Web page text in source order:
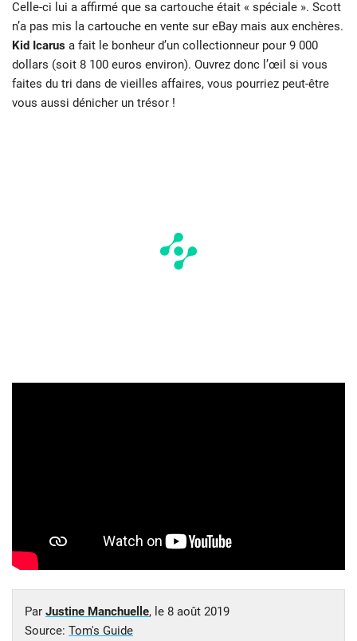
Celle-ci lui a affirmé que sa cartouche était « spéciale ». Scott
n’a pas mis la cartouche en vente sur eBay mais aux enchères.
Kid Icarus a fait le bonheur d’un collectionneur pour 9 000
dollars (soit 8 100 euros environ). Ouvrez donc l’œil si vous
faites du tri dans de vieilles affaires, vous pourriez peut-être
vous aussi dénicher un trésor !
Par Justine Manchuelle, le 8 août 2019
Source: Tom's Guide